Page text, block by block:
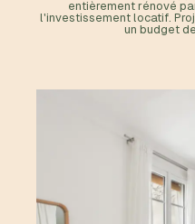
entièrement rénové
l'investissement locatif.
un budget